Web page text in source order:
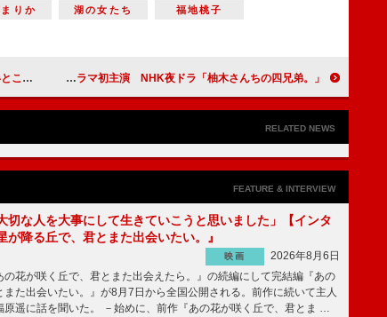
りか 湖の女たち
福地桃子
タビュー】 藤原大祐「寝る前に毎日15分、ほっこりしてもらえたら」注目の若手俳優がテレビドラマ初主演 NHK夜ドラ「柚木さんちの四兄弟。」
RELATED NEWS
FEATURE & INTERVIEW
切な人を大事にして生きていこうと思いました」【インタ
が降る丘で、君とまた出会いたい。』
映画
2026年8月6日
花が咲く丘で、君とまた出会えたら。』の続編にして完結編『あの
また出会いたい。』が8月7日から全国公開される。前作に続いて主人
原遥に話を聞いた。 －始めに、前作『あの花が咲く丘で、君とま …